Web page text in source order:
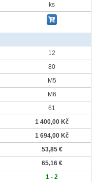
ks
12
80
M5
M6
61
1 400,00 Kč
1 694,00 Kč
53,85 €
65,16 €
1 - 2